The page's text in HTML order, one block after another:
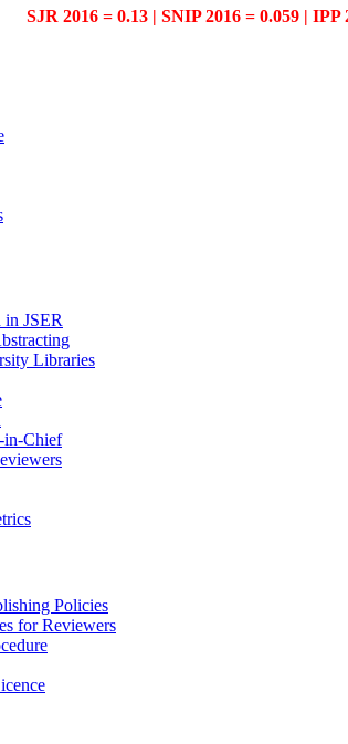
SJR 2016 = 0.13 | SNIP 2016 = 0.059 |
in JSER
Libraries
in-Chief
Policies
for Reviewers